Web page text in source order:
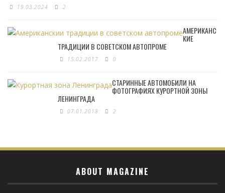
19.03.2024 2
АМЕРИКАНС
КИЕ
ТРАДИЦИИ В СОВЕТСКОМ АВТОПРОМЕ
15.02.2017 0
СТАРИННЫЕ АВТОМОБИЛИ НА
ФОТОГРАФИЯХ КУРОРТНОЙ ЗОНЫ
ЛЕНИНГРАДА
07.01.2018 2
ABOUT MAGAZINE